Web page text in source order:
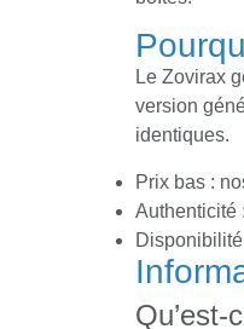
Le Zovirax
version
identiques.
Prix bas :
Authenticité
Qu’est-